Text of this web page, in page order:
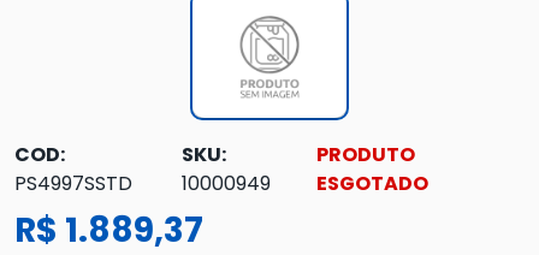
COD:
PS4997SSTD
SKU:
10000949
PRODUTO
ESGOTADO
R$ 1.889,37